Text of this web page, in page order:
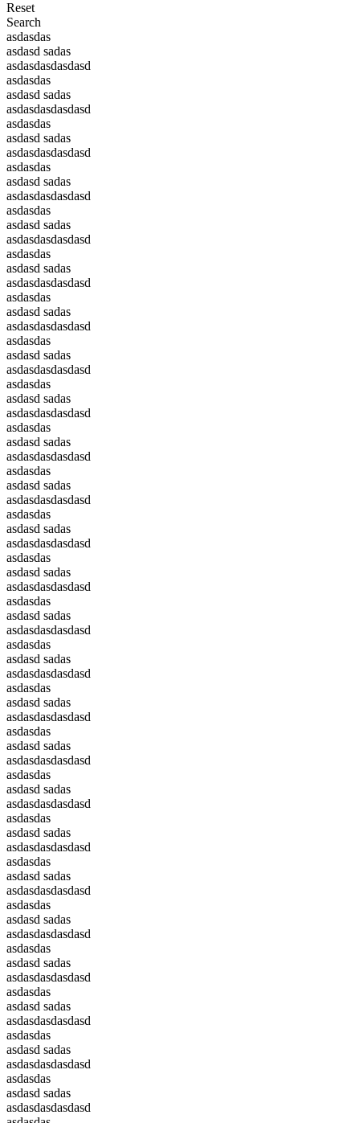
Reset
Search
asdasdas
asdasd sadas
asdasdasdasdasd
asdasdas
asdasd sadas
asdasdasdasdasd
asdasdas
asdasd sadas
asdasdasdasdasd
asdasdas
asdasd sadas
asdasdasdasdasd
asdasdas
asdasd sadas
asdasdasdasdasd
asdasdas
asdasd sadas
asdasdasdasdasd
asdasdas
asdasd sadas
asdasdasdasdasd
asdasdas
asdasd sadas
asdasdasdasdasd
asdasdas
asdasd sadas
asdasdasdasdasd
asdasdas
asdasd sadas
asdasdasdasdasd
asdasdas
asdasd sadas
asdasdasdasdasd
asdasdas
asdasd sadas
asdasdasdasdasd
asdasdas
asdasd sadas
asdasdasdasdasd
asdasdas
asdasd sadas
asdasdasdasdasd
asdasdas
asdasd sadas
asdasdasdasdasd
asdasdas
asdasd sadas
asdasdasdasdasd
asdasdas
asdasd sadas
asdasdasdasdasd
asdasdas
asdasd sadas
asdasdasdasdasd
asdasdas
asdasd sadas
asdasdasdasdasd
asdasdas
asdasd sadas
asdasdasdasdasd
asdasdas
asdasd sadas
asdasdasdasdasd
asdasdas
asdasd sadas
asdasdasdasdasd
asdasdas
asdasd sadas
asdasdasdasdasd
asdasdas
asdasd sadas
asdasdasdasdasd
asdasdas
asdasd sadas
asdasdasdasdasd